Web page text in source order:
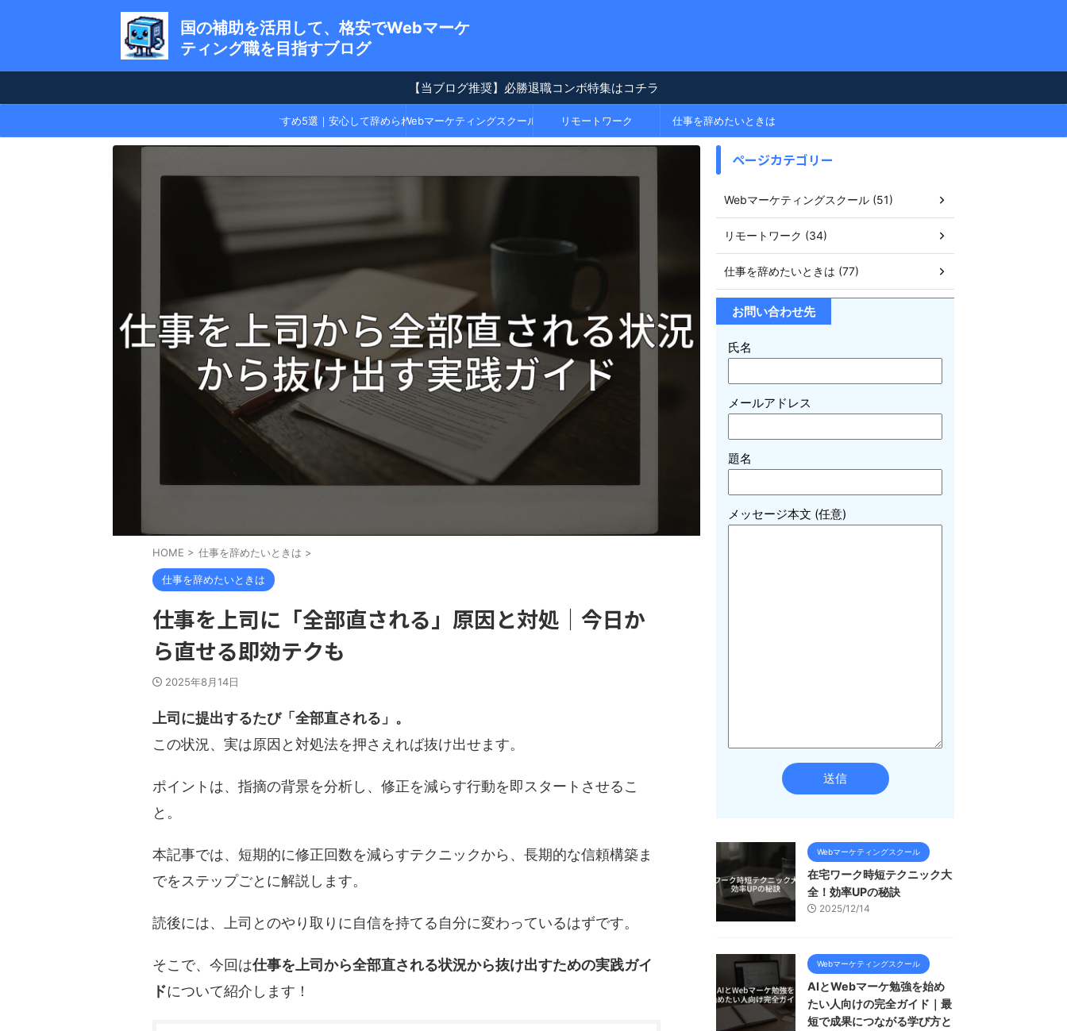
国の補助を活用して、格安でWebマーケ
ティング職を目指すブログ
【当ブログ推奨】必勝退職コンボ特集はコチラ
【比較】退職代行サービスおすすめ5選｜安心して辞められる！【必勝退職コンボPart1】
Webマーケティングスクール リモートワーク 仕事を辞めたいときは
HOME > 仕事を辞めたいときは >
仕事を辞めたいときは
仕事を上司に「全部直される」原因と対処｜今日か
ら直せる即効テクも
2025年8月14日
上司に提出するたび「全部直される」。
この状況、実は原因と対処法を押さえれば抜け出せます。
ポイントは、指摘の背景を分析し、修正を減らす行動を即スタートさせるこ
と。
本記事では、短期的に修正回数を減らすテクニックから、長期的な信頼構築ま
でをステップごとに解説します。
読後には、上司とのやり取りに自信を持てる自分に変わっているはずです。
そこで、今回は仕事を上司から全部直される状況から抜け出すための実践ガイ
ドについて紹介します！
ページカテゴリー
Webマーケティングスクール (51)
リモートワーク (34)
仕事を辞めたいときは (77)
お問い合わせ先
氏名
メールアドレス
題名
メッセージ本文 (任意)
Webマーケティングスクール
在宅ワーク時短テクニック大
全！効率UPの秘訣
2025/12/14
Webマーケティングスクール
AIとWebマーケ勉強を始め
たい人向けの完全ガイド｜最
短で成果につながる学び方と